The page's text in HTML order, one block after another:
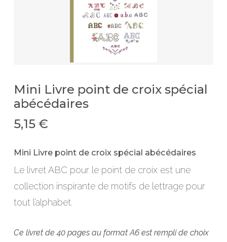
Mini Livre point de croix spécial
abécédaires
5,15 €
Mini Livre point de croix spécial abécédaires
Le livret ABC pour le point de croix est une
collection inspirante de motifs de lettrage pour
tout l’alphabet.
Ce livret de 40 pages au format A6 est rempli de choix